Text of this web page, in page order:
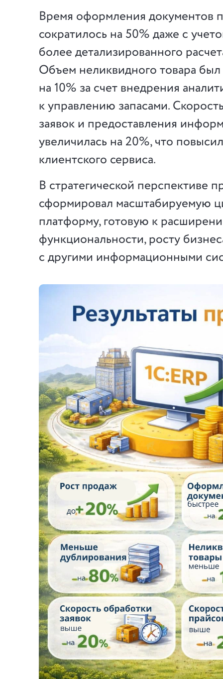
Время оформления документов
сократилось на 50% даже с
более детализированного
Объем неликвидного товара
на 10% за счет внедрения
к управлению запасами.
заявок и предоставления
увеличилась на 20%, что
клиентского сервиса.
В стратегической перспективе
сформировал масштабируемую
платформу, готовую к
функциональности, росту
с другими информационными